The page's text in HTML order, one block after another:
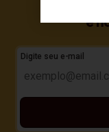
e
Digite seu e-mail